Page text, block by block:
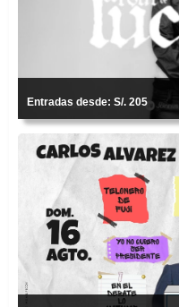
Entradas desde: S/. 205